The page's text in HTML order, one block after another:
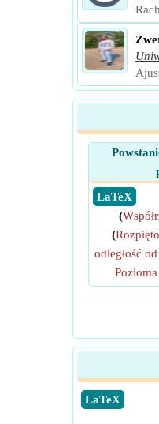
​ LaTeX
(
(
odległość
​LaTeX